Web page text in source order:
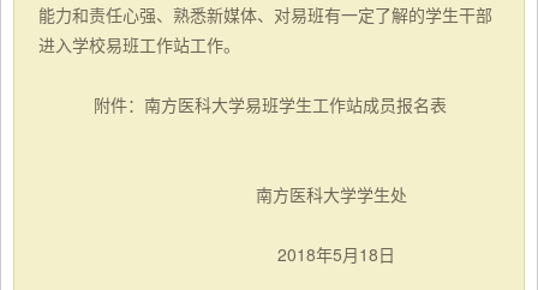
能力和责任心强、熟悉新媒体、对易班有一定了解的学生干部
进入学校易班工作站工作。
附件：南方医科大学易班学生工作站成员报名表
南方医科大学学生处
2018年5月18日